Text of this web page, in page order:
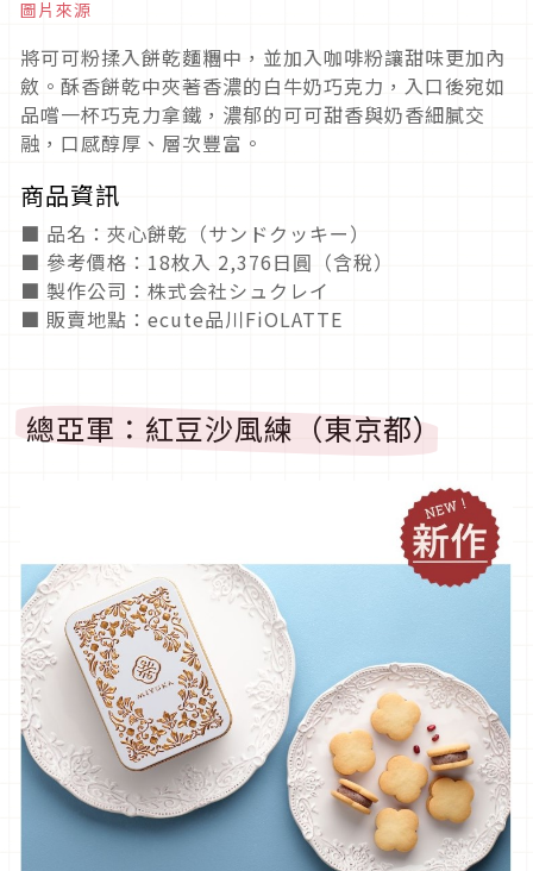
圖片來源
將可可粉揉入餅乾麵糰中，並加入咖啡粉讓甜味更加內
斂。酥香餅乾中夾著香濃的白牛奶巧克力，入口後宛如
品嚐一杯巧克力拿鐵，濃郁的可可甜香與奶香細膩交
融，口感醇厚、層次豐富。
商品資訊
■ 品名：夾心餅乾（サンドクッキー）
■ 參考價格：18枚入 2,376日圓（含稅）
■ 製作公司：株式会社シュクレイ
■ 販賣地點：ecute品川FiOLATTE
總亞軍：紅豆沙風練（東京都）